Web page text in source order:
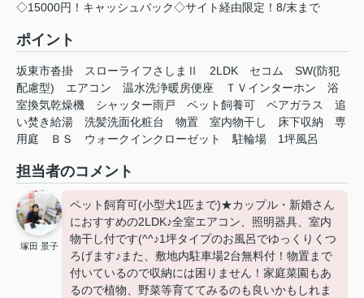
◇15000円！キャッシュバック◇サイト経由限定！8/末まで
ポイント
坂東市沓掛 スローライフさしまⅡ 2LDK セコム
SW(防犯
配慮型)
エアコン 温水洗浄暖房便座 ＴＶインターホン
浴
室換気乾燥機
シャッター雨戸 ペット飼養可 ペアガラス
追
い焚き給湯
洗髪洗面化粧台 物置 室内物干し 床下収納
専
用庭
ＢＳ ウォークインクローゼット 駐輪場 1坪風呂
担当者のコメント
塚田 景子
ペット飼育可(小型犬1匹まで)★カップル・新婚さん
におすすめの2LDK♪全室エアコン、照明器具、室内
物干し付です(^^♪1坪タイプのお風呂でゆっくりくつ
ろげます♪また、敷地内駐車場2台無料付！物置まで
付いているので収納には困りません！家庭菜園もあ
るので植物、野菜等育ててみるのも良いかもしれま